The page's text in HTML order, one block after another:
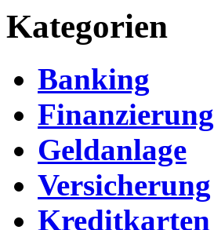
Kategorien
Banking
Finanzierung
Geldanlage
Versicherung
Kreditkarten